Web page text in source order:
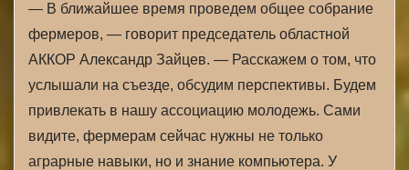
— В ближайшее время проведем общее собрание
фермеров, — говорит председатель областной
АККОР Александр Зайцев. — Расскажем о том, что
услышали на съезде, обсудим перспективы. Будем
привлекать в нашу ассоциацию молодежь. Сами
видите, фермерам сейчас нужны не только
аграрные навыки, но и знание компьютера. У